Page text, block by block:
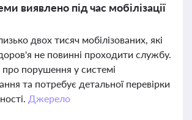
виявлено під час мобілізації
двох тисяч мобілізованих, які
не повинні проходити службу.
про порушення у системі
та потребує детальної перевірки
Джерело